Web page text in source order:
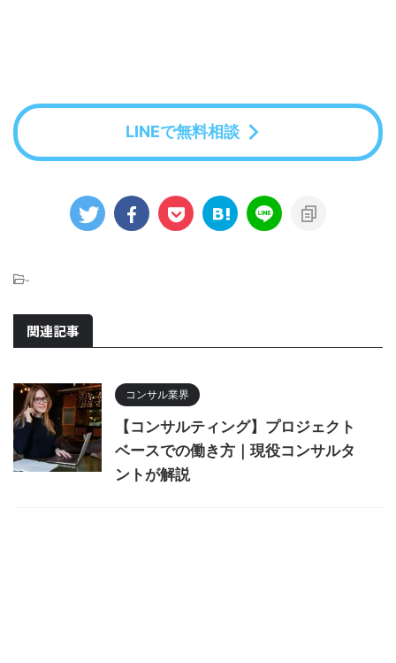
LINEで無料相談
-
関連記事
コンサル業界
【コンサルティング】プロジェクト
ベースでの働き方｜現役コンサルタ
ントが解説